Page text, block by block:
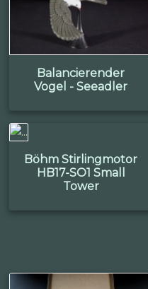
Balancierender
Vogel - Seeadler
Böhm Stirlingmotor
HB17-SO1 Small
Tower